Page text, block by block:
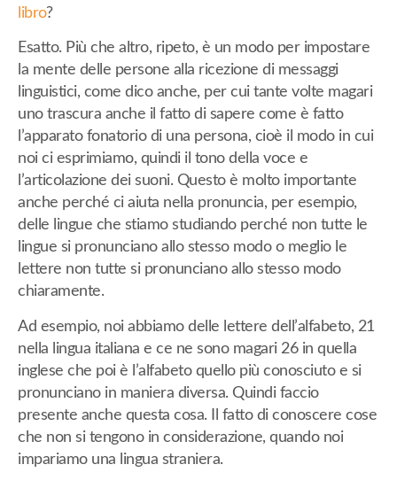
libro?
Esatto. Più che altro, ripeto, è un modo per impostare
la mente delle persone alla ricezione di messaggi
linguistici, come dico anche, per cui tante volte magari
uno trascura anche il fatto di sapere come è fatto
l’apparato fonatorio di una persona, cioè il modo in cui
noi ci esprimiamo, quindi il tono della voce e
l’articolazione dei suoni. Questo è molto importante
anche perché ci aiuta nella pronuncia, per esempio,
delle lingue che stiamo studiando perché non tutte le
lingue si pronunciano allo stesso modo o meglio le
lettere non tutte si pronunciano allo stesso modo
chiaramente.
Ad esempio, noi abbiamo delle lettere dell’alfabeto, 21
nella lingua italiana e ce ne sono magari 26 in quella
inglese che poi è l’alfabeto quello più conosciuto e si
pronunciano in maniera diversa. Quindi faccio
presente anche questa cosa. Il fatto di conoscere cose
che non si tengono in considerazione, quando noi
impariamo una lingua straniera.